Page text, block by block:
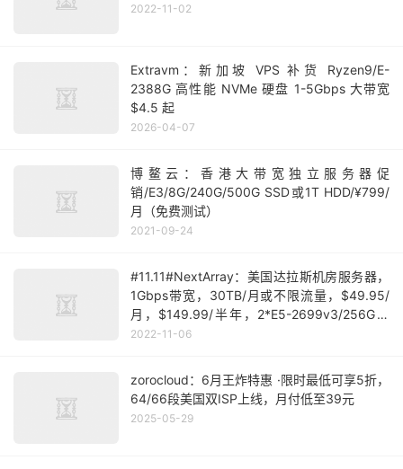
2022-11-02
Extravm：新加坡 VPS 补货 Ryzen9/E-
2388G 高性能 NVMe 硬盘 1-5Gbps 大带宽
$4.5 起
2026-04-07
博鳌云：香港大带宽独立服务器促
销/E3/8G/240G/500G SSD或1T HDD/¥799/
月（免费测试）
2021-09-24
#11.11#NextArray：美国达拉斯机房服务器，
1Gbps带宽，30TB/月或不限流量，$49.95/
月，$149.99/半年，2*E5-2699v3/256G内
存/5.5TB硬盘，$399.99/月，10Gbps带宽不
2022-11-06
zorocloud：6月王炸特惠 ·限时最低可享5折，
64/66段美国双ISP上线，月付低至39元
2025-05-29